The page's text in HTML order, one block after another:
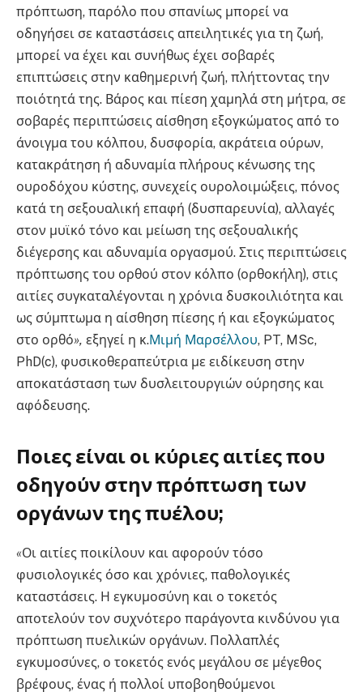
πρόπτωση, παρόλο που σπανίως μπορεί να
οδηγήσει σε καταστάσεις απειλητικές για τη ζωή,
μπορεί να έχει και συνήθως έχει σοβαρές
επιπτώσεις στην καθημερινή ζωή, πλήττοντας την
ποιότητά της. Βάρος και πίεση χαμηλά στη μήτρα, σε
σοβαρές περιπτώσεις αίσθηση εξογκώματος από το
άνοιγμα του κόλπου, δυσφορία, ακράτεια ούρων,
κατακράτηση ή αδυναμία πλήρους κένωσης της
ουροδόχου κύστης, συνεχείς ουρολοιμώξεις, πόνος
κατά τη σεξουαλική επαφή (δυσπαρευνία), αλλαγές
στον μυϊκό τόνο και μείωση της σεξουαλικής
διέγερσης και αδυναμία οργασμού. Στις περιπτώσεις
πρόπτωσης του ορθού στον κόλπο (ορθοκήλη), στις
αιτίες συγκαταλέγονται η χρόνια δυσκοιλιότητα και
ως σύμπτωμα η αίσθηση πίεσης ή και εξογκώματος
στο ορθό», εξηγεί η κ.Μιμή Μαρσέλλου, PT, MSc,
PhD(c), φυσικοθεραπεύτρια με ειδίκευση στην
αποκατάσταση των δυσλειτουργιών ούρησης και
αφόδευσης.
Ποιες είναι οι κύριες αιτίες που
οδηγούν στην πρόπτωση των
οργάνων της πυέλου;
«Οι αιτίες ποικίλουν και αφορούν τόσο
φυσιολογικές όσο και χρόνιες, παθολογικές
καταστάσεις. Η εγκυμοσύνη και ο τοκετός
αποτελούν τον συχνότερο παράγοντα κινδύνου για
πρόπτωση πυελικών οργάνων. Πολλαπλές
εγκυμοσύνες, ο τοκετός ενός μεγάλου σε μέγεθος
βρέφους, ένας ή πολλοί υποβοηθούμενοι